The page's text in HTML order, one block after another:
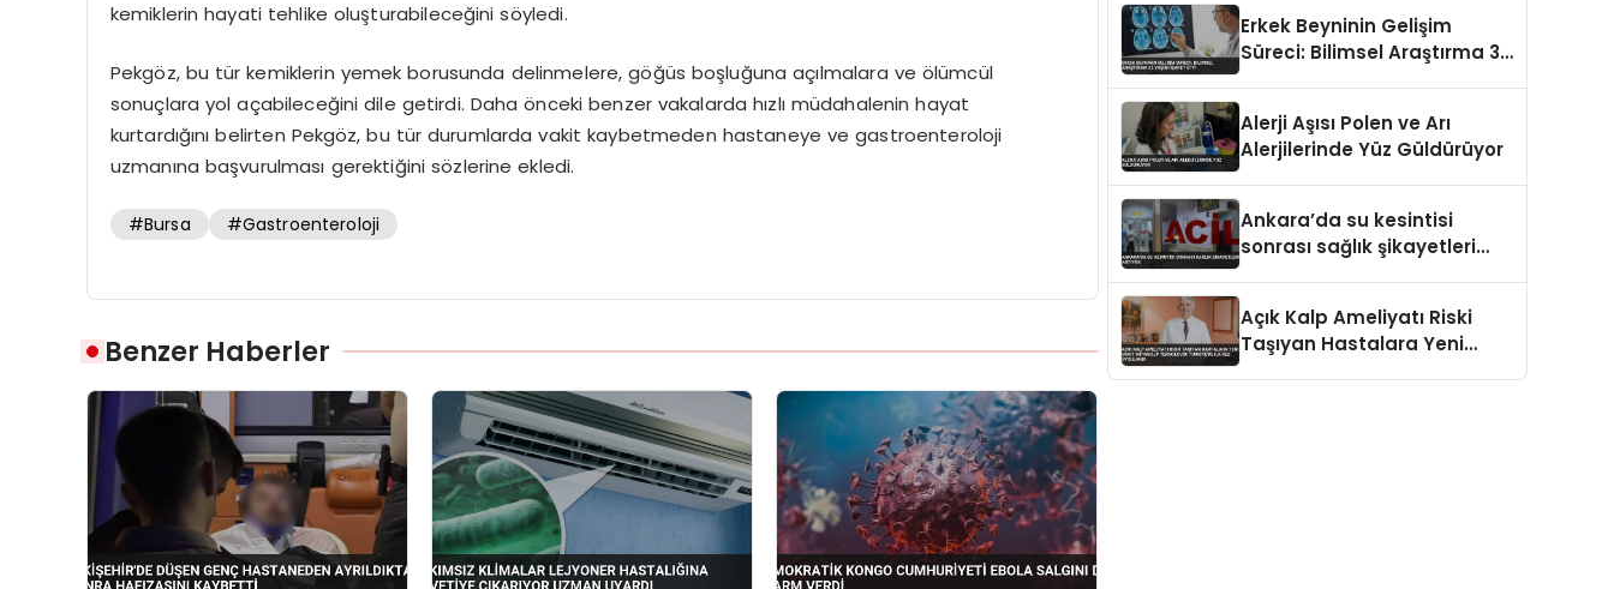
kemiklerin hayati tehlike oluşturabileceğini söyledi.
Pekgöz, bu tür kemiklerin yemek borusunda delinmelere, göğüs boşluğuna açılmalara ve ölümcül
sonuçlara yol açabileceğini dile getirdi. Daha önceki benzer vakalarda hızlı müdahalenin hayat
kurtardığını belirten Pekgöz, bu tür durumlarda vakit kaybetmeden hastaneye ve gastroenteroloji
uzmanına başvurulması gerektiğini sözlerine ekledi.
#Bursa #Gastroenteroloji
Benzer Haberler
Erkek Beyninin Gelişim
Süreci: Bilimsel Araştırma 32
Alerji Aşısı Polen ve Arı
Alerjilerinde Yüz Güldürüyor
Ankara’da su kesintisi
sonrası sağlık şikayetleri
Açık Kalp Ameliyatı Riski
Taşıyan Hastalara Yeni